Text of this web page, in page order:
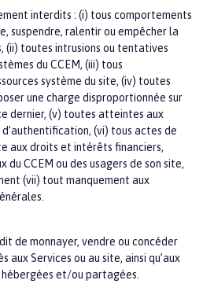
interdits : (i) tous comportements
suspendre, ralentir ou empêcher la
(ii) toutes intrusions ou tentatives
duCCEM, (iii) tous
système du site, (iv) toutes
une charge disproportionnée sur
dernier, (v) toutes atteintes aux
(vi) tous actes de
aux droits et intérêts financiers,
duCCEM ou des usagers de son site,
(vii) tout manquement aux
de monnayer, vendre ou concéder
aux Services ou au site, ainsi qu’aux
et/ou partagées.